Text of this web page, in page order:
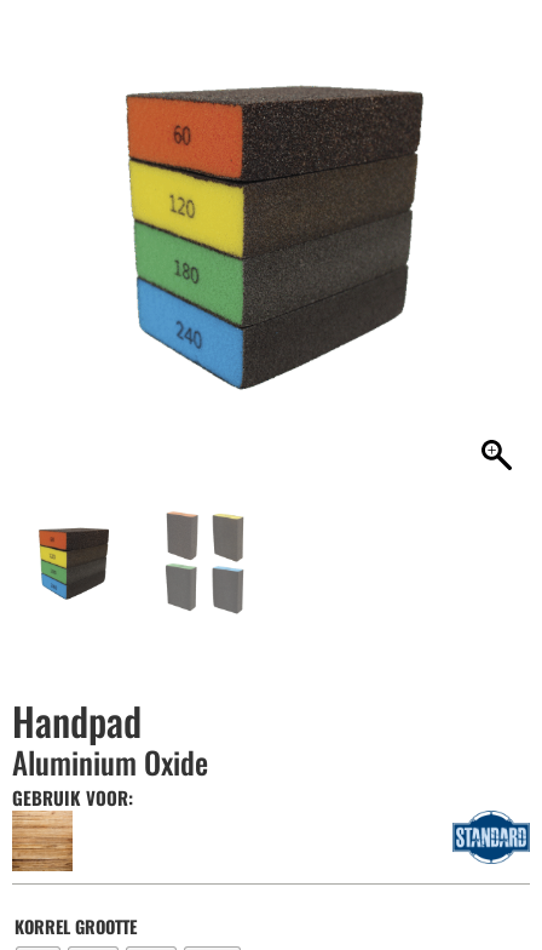
Handpad
Aluminium Oxide
GEBRUIK VOOR:
KORREL GROOTTE